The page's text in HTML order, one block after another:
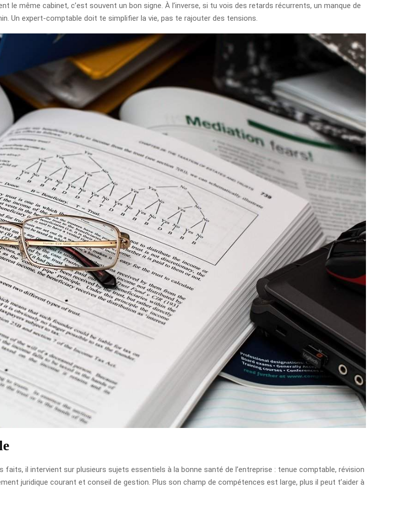
même cabinet, c’est souvent un bon signe. À l’inverse, si tu vois des retards récurrents, un manque de
Un expert-comptable doit te simplifier la vie, pas te rajouter des tensions.
il intervient sur plusieurs sujets essentiels à la bonne santé de l’entreprise : tenue comptable, révision
juridique courant et conseil de gestion. Plus son champ de compétences est large, plus il peut t’aider à